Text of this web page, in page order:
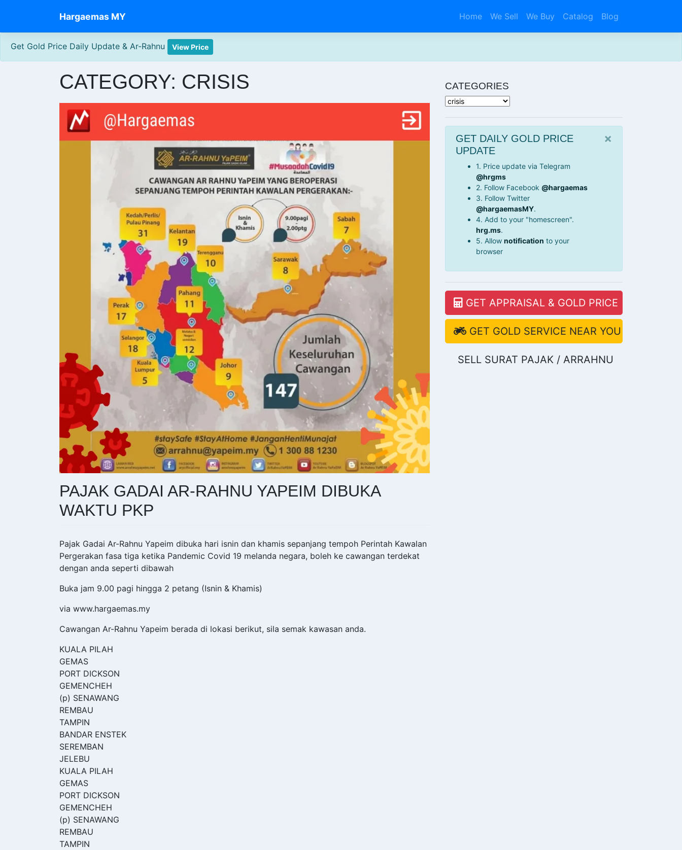
content
Hargaemas MY Home We Sell We Buy Catalog Blog
Get Gold Price Daily Update & Ar-Rahnu View Price
CATEGORY: CRISIS
PAJAK GADAI AR-RAHNU YAPEIM DIBUKA
WAKTU PKP
Pajak Gadai Ar-Rahnu Yapeim dibuka hari isnin dan khamis sepanjang tempoh Perintah Kawalan
Pergerakan fasa tiga ketika Pandemic Covid 19 melanda negara, boleh ke cawangan terdekat
dengan anda seperti dibawah
Buka jam 9.00 pagi hingga 2 petang (Isnin & Khamis)
via www.hargaemas.my
Cawangan Ar-Rahnu Yapeim berada di lokasi berikut, sila semak kawasan anda.
KUALA PILAH
GEMAS
PORT DICKSON
GEMENCHEH
(p) SENAWANG
REMBAU
TAMPIN
BANDAR ENSTEK
SEREMBAN
JELEBU
KUALA PILAH
GEMAS
PORT DICKSON
GEMENCHEH
(p) SENAWANG
REMBAU
TAMPIN
CATEGORIES
Categories
×
GET DAILY GOLD PRICE
UPDATE
1. Price update via Telegram
@hrgms
2. Follow Facebook @hargaemas
3. Follow Twitter
@hargaemasMY.
4. Add to your "homescreen".
hrg.ms.
5. Allow notification to your
browser
GET APPRAISAL & GOLD PRICE
GET GOLD SERVICE NEAR YOU
SELL SURAT PAJAK / ARRAHNU